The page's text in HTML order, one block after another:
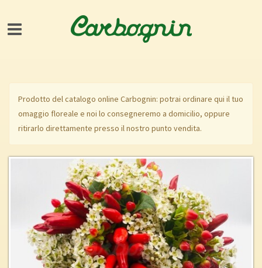
Prodotto del catalogo online Carbognin: potrai ordinare qui il tuo
omaggio floreale e noi lo consegneremo a domicilio, oppure
ritirarlo direttamente presso il nostro punto vendita.